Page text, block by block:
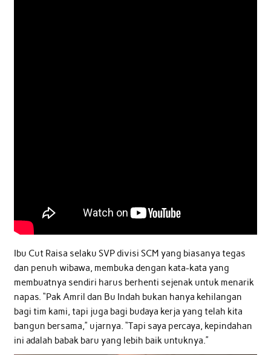
Ibu Cut Raisa selaku SVP divisi SCM yang biasanya tegas
dan penuh wibawa, membuka dengan kata-kata yang
membuatnya sendiri harus berhenti sejenak untuk menarik
napas. “Pak Amril dan Bu Indah bukan hanya kehilangan
bagi tim kami, tapi juga bagi budaya kerja yang telah kita
bangun bersama,” ujarnya. “Tapi saya percaya, kepindahan
ini adalah babak baru yang lebih baik untuknya.”